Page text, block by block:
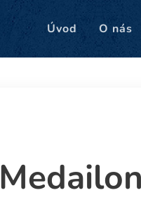
Úvod O nás